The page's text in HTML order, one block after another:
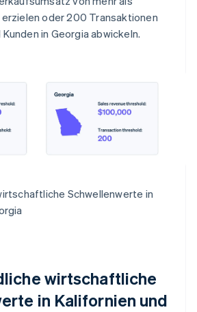
oder 200 Transaktionen
in Georgia abwickeln.
Schwellenwerte in
wirtschaftliche
in Kalifornien und